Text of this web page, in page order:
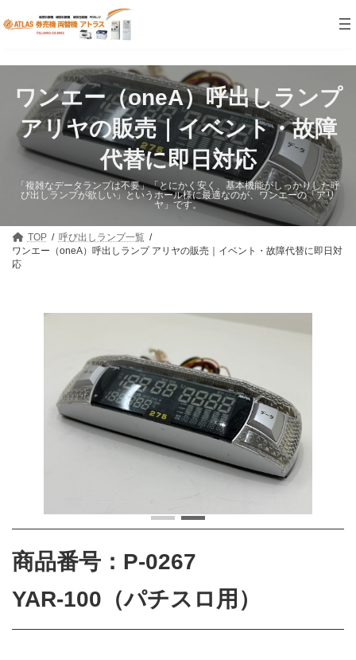
ン
テ
ツ
ビ
ゲ
シ
ワンエー（oneA）呼出しランプ
アリヤの販売｜イベント・故障
代替に即日対応
「複雑なデータランプは不要」「とにかく安く、基本機能がしっかりした呼
び出しランプが欲しい」というホール様に最適なのが、ワンエーの「アリ
ヤ」です。
TOP
呼び出しランプ一覧
ワンエー（oneA）呼出しランプ アリヤの販売｜イベント・故障代替に即日対
応
商品番号：P-0267
YAR-100（パチスロ用）